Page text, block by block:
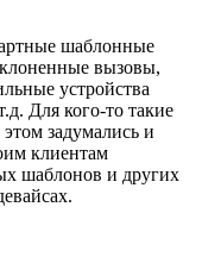
шаблонные
вызовы,
устройства
Для кого-то такие
задумались и
клиентам
шаблонов и других